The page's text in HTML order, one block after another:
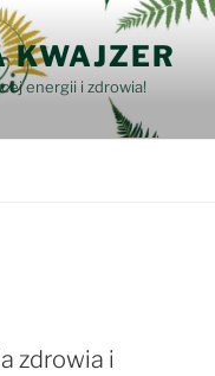
KWAJZER
energii i zdrowia!
zdrowia i